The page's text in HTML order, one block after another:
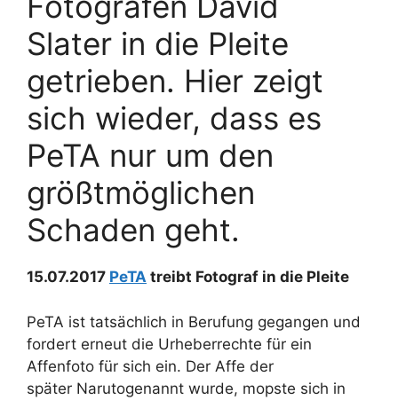
Slater in die Pleite
getrieben. Hier zeigt
sich wieder, dass es
PeTA nur um den
größtmöglichen
Schaden geht.
15.07.2017 PeTA treibt Fotograf in die Pleite
PeTA ist tatsächlich in Berufung gegangen und
fordert erneut die Urheberrechte für ein
Affenfoto für sich ein. Der Affe der
später Narutogenannt wurde, mopste sich in